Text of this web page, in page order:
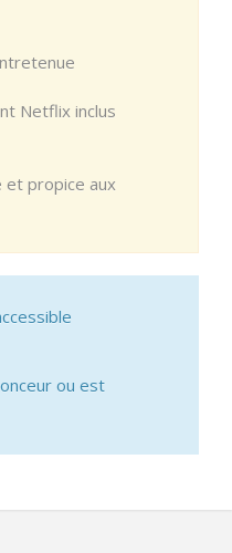
Netflix inclus
et propice aux
ou est